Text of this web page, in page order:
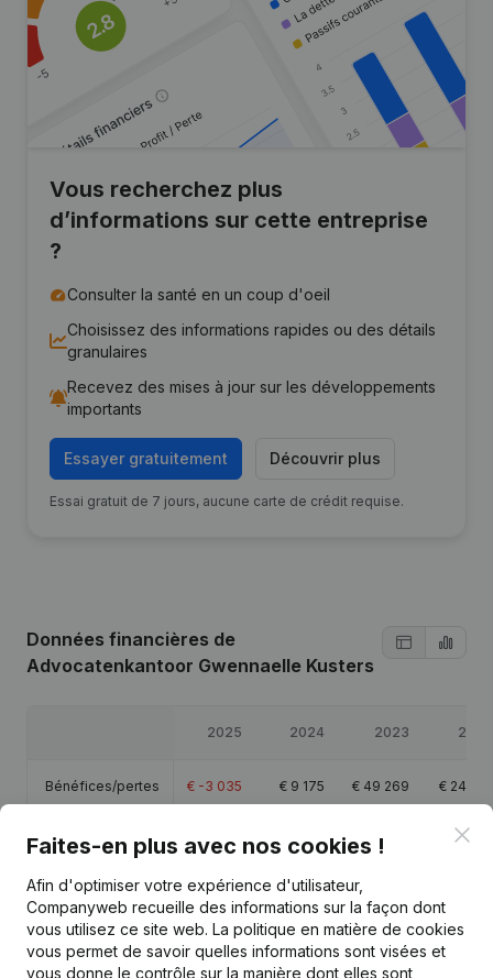
Vous recherchez plus
d’informations sur cette entreprise
?
Consulter la santé en un coup d'oeil
Choisissez des informations rapides ou des détails
granulaires
Recevez des mises à jour sur les développements
importants
Essayer gratuitement Découvrir plus
Essai gratuit de 7 jours, aucune carte de crédit requise.
Données financières de
Advocatenkantoor Gwennaelle Kusters
2025 2024 2023 2022
Bénéfices/pertes € -3 035 € 9 175 € 49 269 € 24 413
Capitaux propres €14 921 €82 956 €73 782 24 513
Marge brute €-1 730 €12 828 €
Faites-en plus avec nos cookies !
Afin d'optimiser votre expérience d'utilisateur,
Companyweb recueille des informations sur la façon dont
vous utilisez ce site web. La politique en matière de cookies
vous permet de savoir quelles informations sont visées et
vous donne le contrôle sur la manière dont elles sont